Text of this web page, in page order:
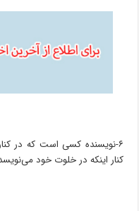
۶-نویسنده کسی است که در
کنار اینکه در خلوت خود